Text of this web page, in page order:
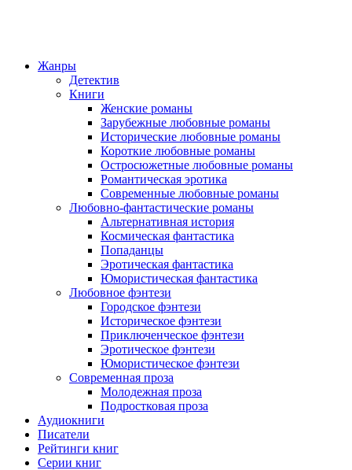
Жанры
Детектив
Книги
Женские романы
Зарубежные любовные романы
Исторические любовные романы
Короткие любовные романы
Остросюжетные любовные романы
Романтическая эротика
Современные любовные романы
Любовно-фантастические романы
Альтернативная история
Космическая фантастика
Попаданцы
Эротическая фантастика
Юмористическая фантастика
Любовное фэнтези
Городское фэнтези
Историческое фэнтези
Приключенческое фэнтези
Эротическое фэнтези
Юмористическое фэнтези
Современная проза
Молодежная проза
Подростковая проза
Аудиокниги
Писатели
Рейтинги книг
Серии книг